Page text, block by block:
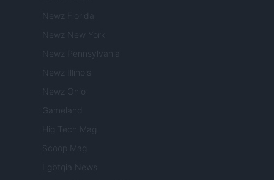
Newz Florida
Newz New York
Newz Pennsylvania
Newz Illinois
Newz Ohio
Gameland
Hig Tech Mag
Scoop Mag
Lgbtqia News